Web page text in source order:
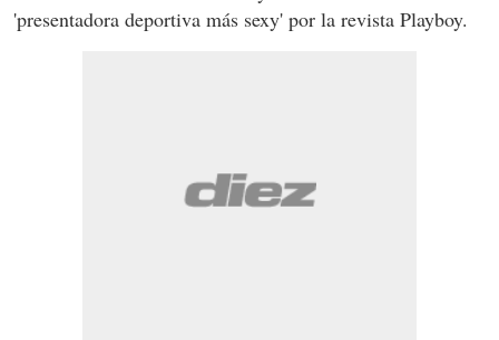
'presentadora deportiva más sexy' por la revista Playboy.